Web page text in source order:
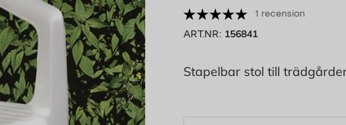
1 recension
ART.NR: 156841
Stapelbar stol till